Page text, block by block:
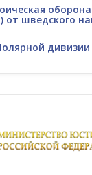
от шведского
дивизии